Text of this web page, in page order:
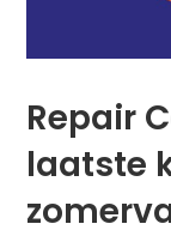
Repair
laatste